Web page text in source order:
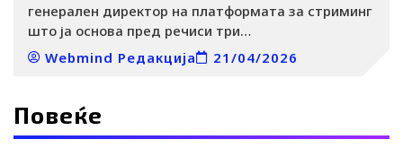
генерален директор на платформата за стриминг
што ја основа пред речиси три…
Webmind Редакција
21/04/2026
Повеќе